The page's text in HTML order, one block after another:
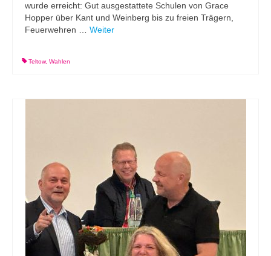
wurde erreicht: Gut ausgestattete Schulen von Grace
Hopper über Kant und Weinberg bis zu freien Trägern,
Feuerwehren … Weiter
Teltow, Wahlen